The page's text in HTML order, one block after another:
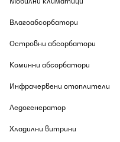
Влагоабсорбатори
Островни абсорбатори
Коминни абсорбатори
Инфрачервени отоплители
Ледогенератор
Хладилни витрини